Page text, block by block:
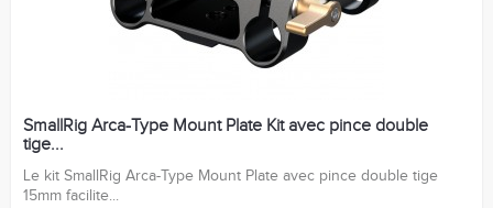
SmallRig Arca-Type Mount Plate Kit avec pince double
tige...
Le kit SmallRig Arca-Type Mount Plate avec pince double tige
15mm facilite...